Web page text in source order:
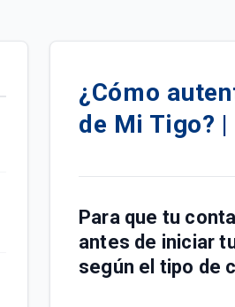
¿Cómo
de Mi Tigo? |
Para que tu
antes de iniciar
según el tipo de